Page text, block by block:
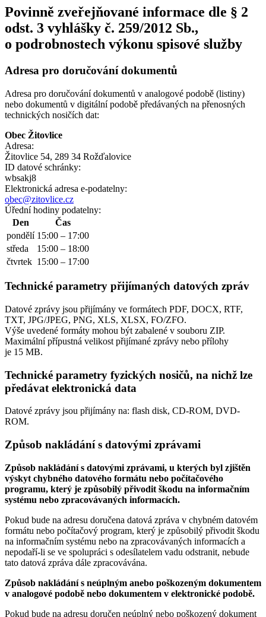
Povinně zveřejňované informace dle § 2
odst. 3 vyhlášky č. 259/2012 Sb.,
o podrobnostech výkonu spisové služby
Adresa pro doručování dokumentů
Adresa pro doručování dokumentů v analogové podobě (listiny)
nebo dokumentů v digitální podobě předávaných na přenosných
technických nosičích dat:
Obec Žitovlice
Adresa:
Žitovlice 54, 289 34 Rožďalovice
ID datové schránky:
wbsakj8
Elektronická adresa e‑podatelny:
obec@zitovlice.cz
Úřední hodiny podatelny:
Den
Čas
pondělí 15:00 – 17:00
středa
15:00 – 18:00
čtvrtek 15:00 – 17:00
Technické parametry přijímaných datových zpráv
Datové zprávy jsou přijímány ve formátech PDF, DOCX, RTF,
TXT, JPG/JPEG, PNG, XLS, XLSX, FO/ZFO.
Výše uvedené formáty mohou být zabalené v souboru ZIP.
Maximální přípustná velikost přijímané zprávy nebo přílohy
je 15 MB.
Technické parametry fyzických nosičů, na nichž lze
předávat elektronická data
Datové zprávy jsou přijímány na: flash disk, CD-ROM, DVD-
ROM.
Způsob nakládání s datovými zprávami
Způsob nakládání s datovými zprávami, u kterých byl zjištěn
výskyt chybného datového formátu nebo počítačového
programu, který je způsobilý přivodit škodu na informačním
systému nebo zpracovávaných informacích.
Pokud bude na adresu doručena datová zpráva v chybném datovém
formátu nebo počítačový program, který je způsobilý přivodit škodu
na informačním systému nebo na zpracovávaných informacích a
nepodaří-li se ve spolupráci s odesílatelem vadu odstranit, nebude
tato datová zpráva dále zpracovávána.
Způsob nakládání s neúplným anebo poškozeným dokumentem
v analogové podobě nebo dokumentem v elektronické podobě.
Pokud bude na adresu doručen neúplný nebo poškozený dokument